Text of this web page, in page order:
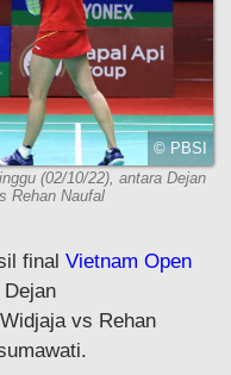
© PBSI
(02/10/22), antara Dejan
Rehan Naufal
final Vietnam Open
vs Rehan